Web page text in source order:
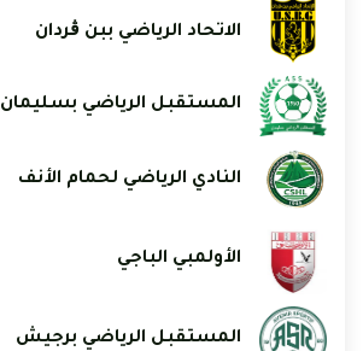
الاتحاد الرياضي ببن ڨردان
المستقبل الرياضي بسليمان
النادي الرياضي لحمام الأنف
الأولمبي الباجي
المستقبل الرياضي برجيش